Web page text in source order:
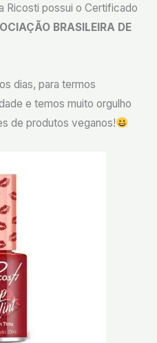
Ricosti possui o Certificado
BRASILEIRA DE
dias, para termos
e temos muito orgulho
de produtos veganos!